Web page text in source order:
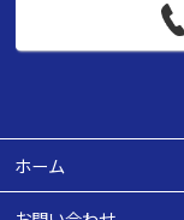
ホーム